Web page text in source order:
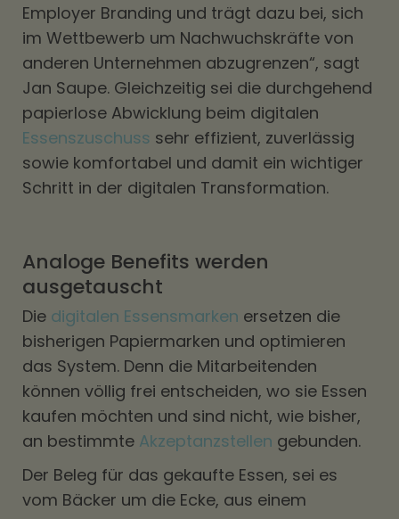
Employer Branding und trägt dazu bei, sich
im Wettbewerb um Nachwuchskräfte von
anderen Unternehmen abzugrenzen“, sagt
Jan Saupe. Gleichzeitig sei die durchgehend
papierlose Abwicklung beim digitalen
Essenszuschuss sehr effizient, zuverlässig
sowie komfortabel und damit ein wichtiger
Schritt in der digitalen Transformation.
Analoge Benefits werden
ausgetauscht
Die digitalen Essensmarken ersetzen die
bisherigen Papiermarken und optimieren
das System. Denn die Mitarbeitenden
können völlig frei entscheiden, wo sie Essen
kaufen möchten und sind nicht, wie bisher,
an bestimmte Akzeptanzstellen gebunden.
Der Beleg für das gekaufte Essen, sei es
vom Bäcker um die Ecke, aus einem